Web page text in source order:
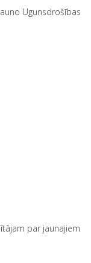
Ugunsdrošības
par jaunajiem